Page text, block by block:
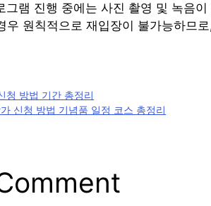
그램 진행 중에는 사진 촬영 및 녹음
우 원칙적으로 재입장이 불가능하므
청 방법 기간 총정리
신청 방법 기념품 일정 코스 총정리